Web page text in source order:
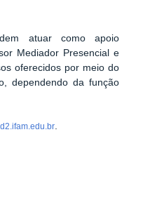
atuar como apoio
Mediador Presencial e
oferecidos por meio do
dependendo da função
.